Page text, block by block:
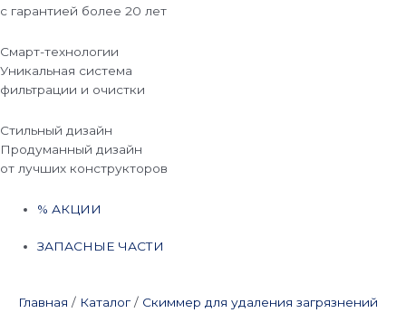
с гарантией более 20 лет
Смарт-технологии
Уникальная система
фильтрации и очистки
Стильный дизайн
Продуманный дизайн
от лучших конструкторов
% АКЦИИ
ЗАПАСНЫЕ ЧАСТИ
Главная / Каталог / Скиммер для удаления загрязнений